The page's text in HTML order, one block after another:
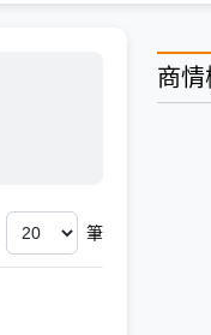
筆
商情